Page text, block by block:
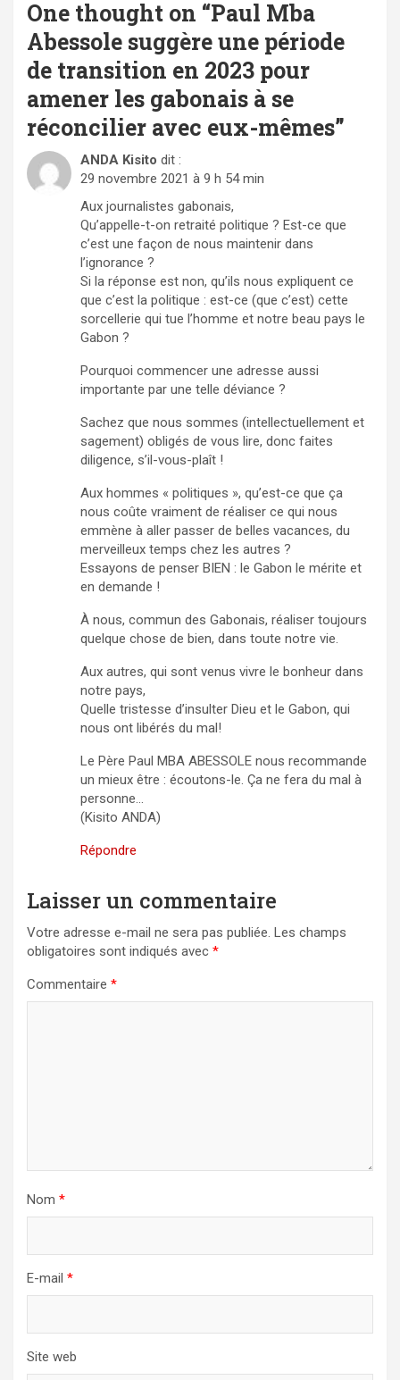
One thought on “Paul Mba
Abessole suggère une période
de transition en 2023 pour
amener les gabonais à se
réconcilier avec eux-mêmes”
ANDA Kisito dit :
29 novembre 2021 à 9 h 54 min
Aux journalistes gabonais,
Qu’appelle-t-on retraité politique ? Est-ce que
c’est une façon de nous maintenir dans
l’ignorance ?
Si la réponse est non, qu’ils nous expliquent ce
que c’est la politique : est-ce (que c’est) cette
sorcellerie qui tue l’homme et notre beau pays le
Gabon ?
Pourquoi commencer une adresse aussi
importante par une telle déviance ?
Sachez que nous sommes (intellectuellement et
sagement) obligés de vous lire, donc faites
diligence, s’il-vous-plaît !
Aux hommes « politiques », qu’est-ce que ça
nous coûte vraiment de réaliser ce qui nous
emmène à aller passer de belles vacances, du
merveilleux temps chez les autres ?
Essayons de penser BIEN : le Gabon le mérite et
en demande !
À nous, commun des Gabonais, réaliser toujours
quelque chose de bien, dans toute notre vie.
Aux autres, qui sont venus vivre le bonheur dans
notre pays,
Quelle tristesse d’insulter Dieu et le Gabon, qui
nous ont libérés du mal!
Le Père Paul MBA ABESSOLE nous recommande
un mieux être : écoutons-le. Ça ne fera du mal à
personne…
(Kisito ANDA)
Répondre
Laisser un commentaire
Votre adresse e-mail ne sera pas publiée. Les champs
obligatoires sont indiqués avec *
Commentaire *
Nom *
E-mail *
Site web